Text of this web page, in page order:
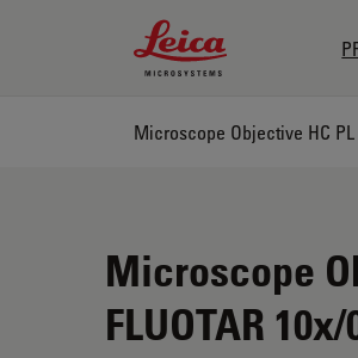
Leica Microsystems Logo
Microscope Objective HC PL
Microscope
FLUOTAR 10x/